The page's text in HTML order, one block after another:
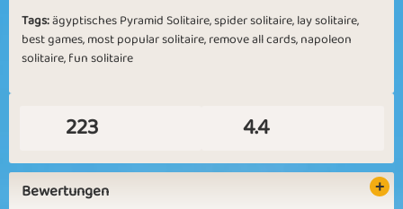
Tags:ägyptisches Pyramid Solitaire,spider solitaire, lay solitaire,
best games, most popular solitaire, remove all cards, napoleon
solitaire, fun solitaire
223 4.4
Bewertungen